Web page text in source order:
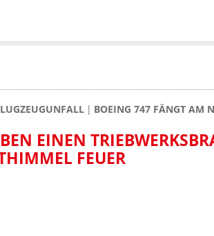
BOEING 747 FÄNGT AM
EINEN
FEUER